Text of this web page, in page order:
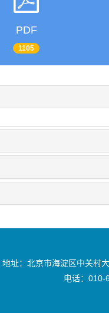
PDF
1105
地址：北京市海淀区中关村
电话：